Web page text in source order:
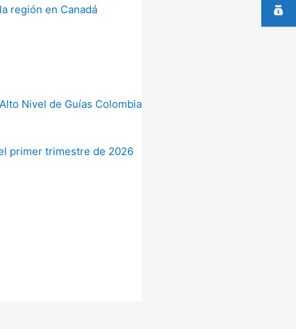
región en Canadá
Nivel de Guías Colombia
primer trimestre de 2026